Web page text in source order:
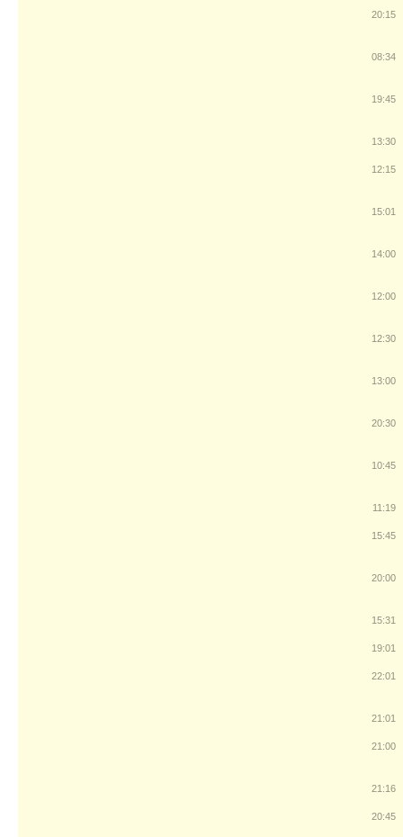
20:15
08:34
19:45
13:30
12:15
15:01
14:00
12:00
12:30
13:00
20:30
10:45
11:19
15:45
20:00
15:31
19:01
22:01
21:01
21:00
21:16
20:45